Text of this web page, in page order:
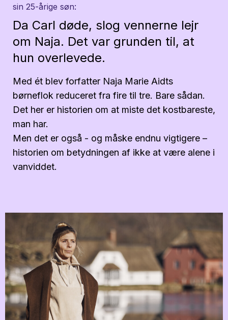
sin 25-årige søn:
Da Carl døde, slog vennerne lejr
om Naja. Det var grunden til, at
hun overlevede.
Med ét blev forfatter Naja Marie Aidts
børneflok reduceret fra fire til tre. Bare sådan.
Det her er historien om at miste det kostbareste,
man har.
Men det er også - og måske endnu vigtigere –
historien om betydningen af ikke at være alene i
vanviddet.